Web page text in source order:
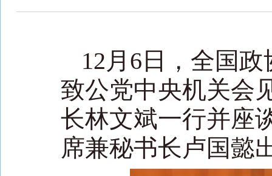
12月6日，全国
致公党中央机关会
长林文斌一行并座
席兼秘书长卢国懿